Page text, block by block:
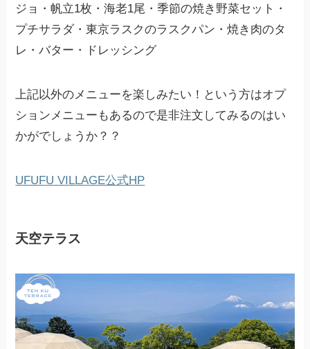
ジョ・帆立1枚・海老1尾・季節の焼き野菜セット・
プチサラダ・東京ラスクのラスクパン・焼き肉のタ
レ・バター・ドレッシング
上記以外のメニューを楽しみたい！という方はオプ
ションメニューもあるので是非注文してみるのはい
かがでしょうか？？
UFUFU VILLAGE公式HP
天空テラス